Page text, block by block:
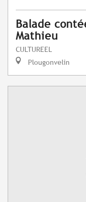
Balade
Mathieu
CULTUREEL
Plougonvelin